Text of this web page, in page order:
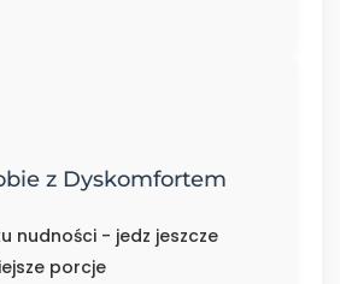
z Dyskomfortem
nudności - jedz jeszcze
porcje